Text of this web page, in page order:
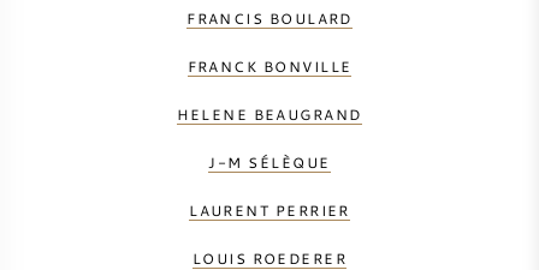
FRANCIS BOULARD
FRANCK BONVILLE
HELENE BEAUGRAND
J-M SÉLÈQUE
LAURENT PERRIER
LOUIS ROEDERER